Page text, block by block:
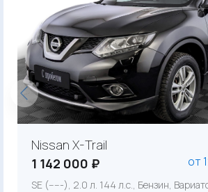
Nissan X-Trail
1 142 000 ₽
от
SE (-----), 2.0 л. 144 л.с., Бензин,